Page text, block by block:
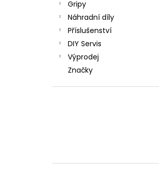
Gripy
Náhradní díly
Příslušenství
DIY Servis
Výprodej
Značky